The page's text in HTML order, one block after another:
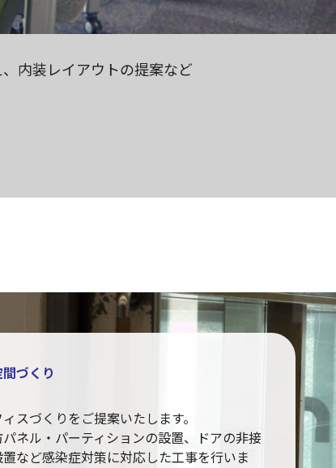
内装レイアウトの提案など
づくり
スづくりをご提案いたします。
ネル・パーティションの設置、ドアの非接
など感染症対策に対応した工事を行いま